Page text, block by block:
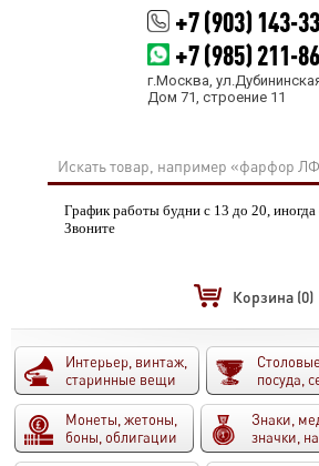
+7 (903) 143-
+7 (985) 211-
г.Москва,
Дом 71, строение 11
График работы будни с 13 до 20, иногда
Звоните
Корзина (0)
Интерьер, винтаж,
старинные вещи
посуда,
Монеты, жетоны,
боны, облигации
Знаки,
значки,